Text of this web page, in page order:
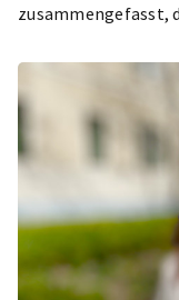
zusammengefasst,
Basilika St.
und das jüdische
die du bei deinem
verpassen solltest!
bekanntesten
Vielfalt der